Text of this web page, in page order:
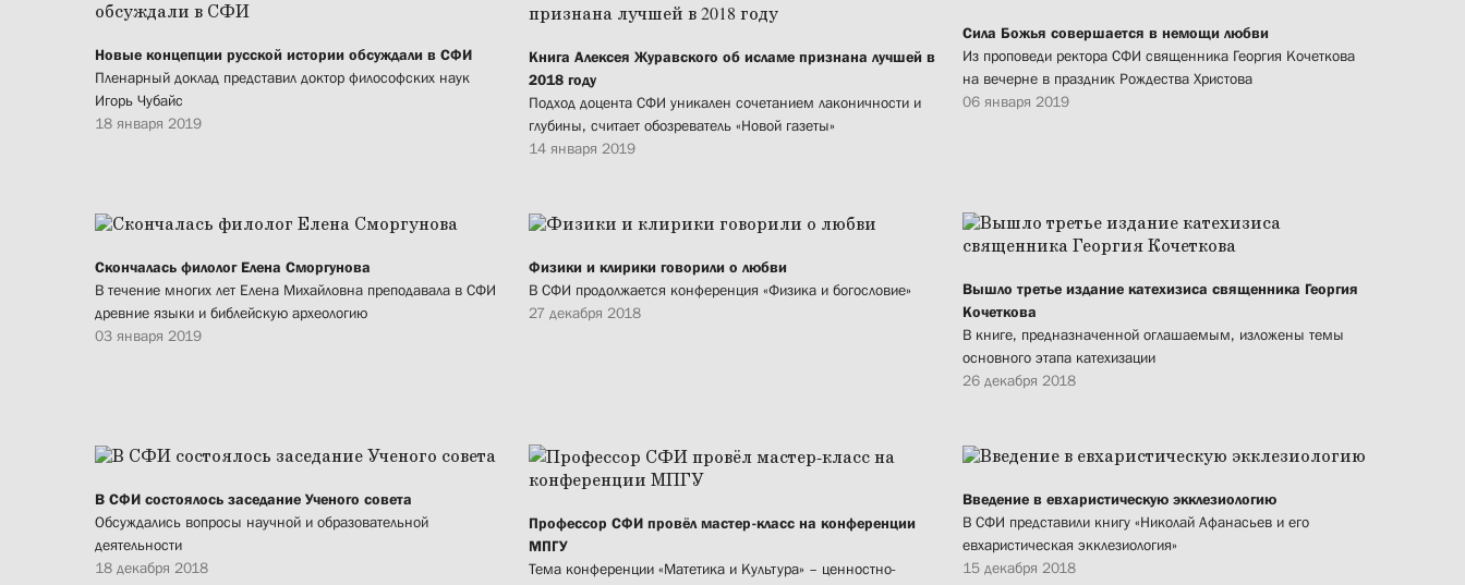
Новые концепции русской истории обсуждали в СФИ
Пленарный доклад представил доктор философских наук
Игорь Чубайс
18 января 2019
Книга Алексея Журавского об исламе признана лучшей в
2018 году
Подход доцента СФИ уникален сочетанием лаконичности и
глубины, считает обозреватель «Новой газеты»
14 января 2019
Сила Божья совершается в немощи любви
Из проповеди ректора СФИ священника Георгия Кочеткова
на вечерне в праздник Рождества Христова
06 января 2019
Скончалась филолог Елена Сморгунова
В течение многих лет Елена Михайловна преподавала в СФИ
древние языки и библейскую археологию
03 января 2019
Физики и клирики говорили о любви
В СФИ продолжается конференция «Физика и богословие»
27 декабря 2018
Вышло третье издание катехизиса священника Георгия
Кочеткова
В книге, предназначенной оглашаемым, изложены темы
основного этапа катехизации
26 декабря 2018
В СФИ состоялось заседание Ученого совета
Обсуждались вопросы научной и образовательной
деятельности
18 декабря 2018
Профессор СФИ провёл мастер-класс на конференции
МПГУ
Тема конференции «Матетика и Культура» – ценностно-
Введение в евхаристическую экклезиологию
В СФИ представили книгу «Николай Афанасьев и его
евхаристическая экклезиология»
15 декабря 2018